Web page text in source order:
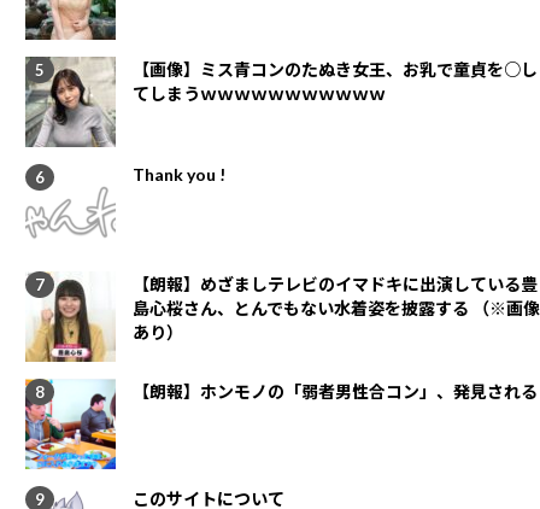
【画像】ミス青コンのたぬき女王、お乳で童貞を○し
てしまうｗｗｗｗｗｗｗｗｗｗｗ
Thank you !
【朗報】めざましテレビのイマドキに出演している豊
島心桜さん、とんでもない水着姿を披露する （※画像
あり）
【朗報】ホンモノの「弱者男性合コン」、発見される
このサイトについて